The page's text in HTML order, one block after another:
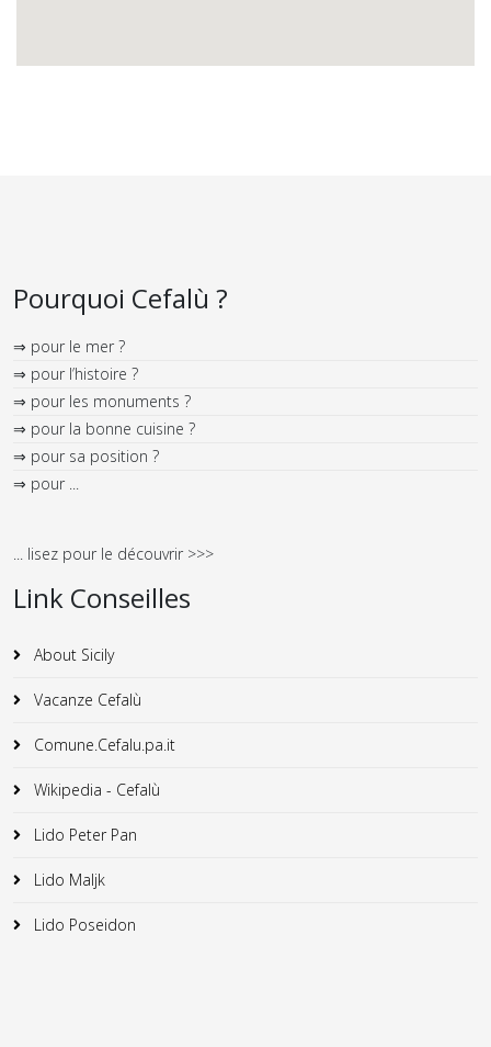
Pourquoi Cefalù ?
⇒ pour le mer ?
⇒ pour l’histoire ?
⇒ pour les monuments ?
⇒ pour la bonne cuisine ?
⇒ pour sa position ?
⇒ pour ...
... lisez pour le découvrir >>>
Link Conseilles
About Sicily
Vacanze Cefalù
Comune.Cefalu.pa.it
Wikipedia - Cefalù
Lido Peter Pan
Lido Maljk
Lido Poseidon